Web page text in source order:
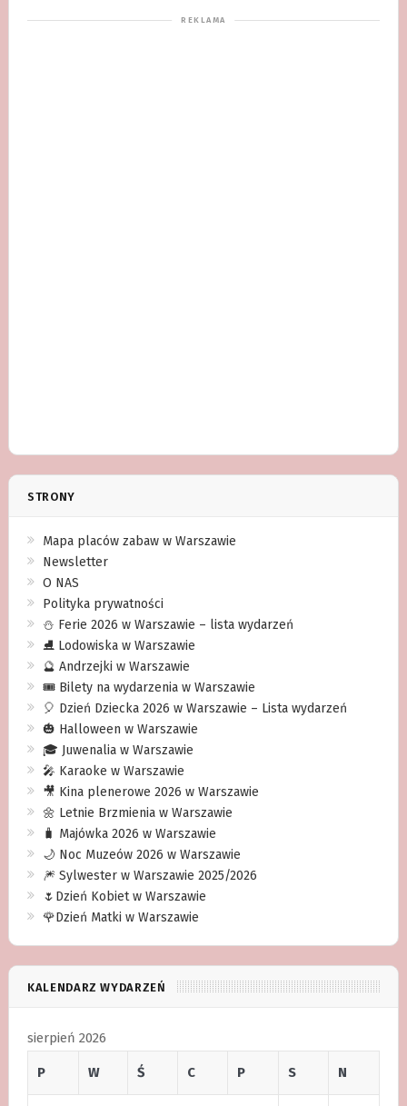
STRONY
Mapa placów zabaw w Warszawie
Newsletter
O NAS
Polityka prywatności
⛄️ Ferie 2026 w Warszawie – lista wydarzeń
⛸ Lodowiska w Warszawie
🔮 Andrzejki w Warszawie
🎟️ Bilety na wydarzenia w Warszawie
🎈 Dzień Dziecka 2026 w Warszawie – Lista wydarzeń
🎃 Halloween w Warszawie
🎓 Juwenalia w Warszawie
🎤 Karaoke w Warszawie
🎥 Kina plenerowe 2026 w Warszawie
🌼 Letnie Brzmienia w Warszawie
🧳 Majówka 2026 w Warszawie
🌙 Noc Muzeów 2026 w Warszawie
🎆 Sylwester w Warszawie 2025/2026
🌷Dzień Kobiet w Warszawie
🌹Dzień Matki w Warszawie
KALENDARZ WYDARZEŃ
sierpień 2026
P W Ś C P S N